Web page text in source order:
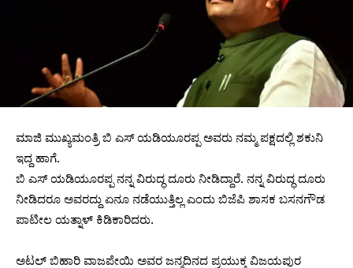
ಮಾಜಿ ಮುಖ್ಯಮಂತ್ರಿ ಬಿ ಎಸ್​ ಯಡಿಯೂರಪ್ಪ ಅವರು ನಮ್ಮ ಪಕ್ಷದಲ್ಲಿ ಶಕುನಿ
ಇದ್ದ ಹಾಗೆ.
ಬಿ ಎಸ್​ ಯಡಿಯೂರಪ್ಪ ನನ್ನ ವಿರುದ್ಧ ದೂರು ನೀಡಿದ್ದಾರೆ. ನನ್ನ ವಿರುದ್ಧ ದೂರು
ನೀಡಿದರೂ ಅವರದ್ದು ಏನೂ ನಡೆಯುತ್ತಿಲ್ಲ ಎಂದು ಬಿಜೆಪಿ ಶಾಸಕ ಬಸನಗೌಡ
ಪಾಟೀಲ ಯತ್ನಾಳ್‌ ಕಿಡಿಕಾರಿದರು.
ಅಟಲ್​ ಬಿಹಾರಿ ವಾಜಪೇಯಿ ಅವರ ಜನ್ಮದಿನದ ಪ್ರಯುಕ್ತ ವಿಜಯಪುರ